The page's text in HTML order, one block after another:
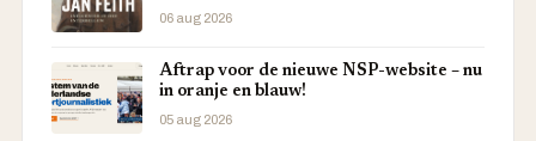
06 aug 2026
Aftrap voor de nieuwe NSP-website – nu
in oranje en blauw!
05 aug 2026